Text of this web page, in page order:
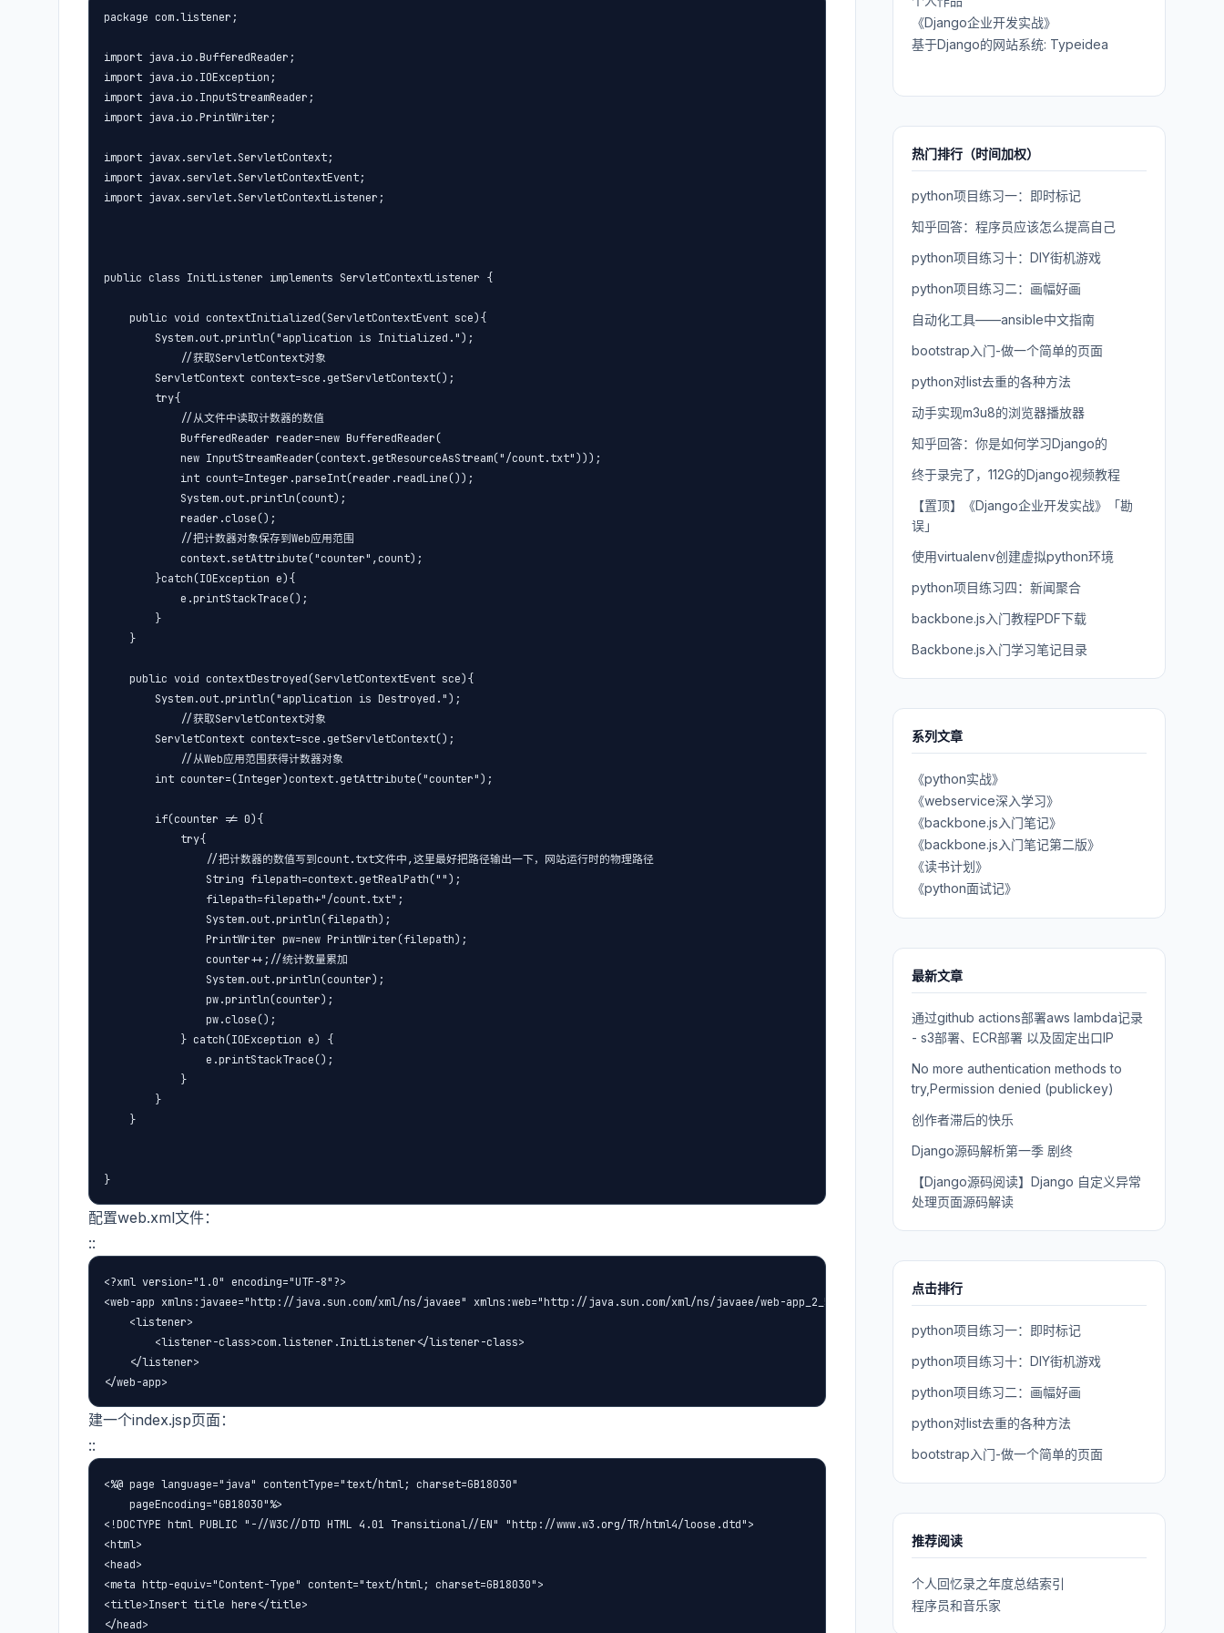
package com.listener;
import java.io.BufferedReader;
import java.io.IOException;
import java.io.InputStreamReader;
import java.io.PrintWriter;
import javax.servlet.ServletContext;
import javax.servlet.ServletContextEvent;
import javax.servlet.ServletContextListener;
public class InitListener implements ServletContextListener {
    public void contextInitialized(ServletContextEvent sce){
        System.out.println("application is Initialized.");
            //获取ServletContext对象
        ServletContext context=sce.getServletContext();
        try{
            //从文件中读取计数器的数值
            BufferedReader reader=new BufferedReader(
            new InputStreamReader(context.getResourceAsStream("/count.txt")));
            int count=Integer.parseInt(reader.readLine());
            System.out.println(count);
            reader.close();
            //把计数器对象保存到Web应用范围
            context.setAttribute("counter",count);
        }catch(IOException e){
            e.printStackTrace();
        }
    }
    public void contextDestroyed(ServletContextEvent sce){
        System.out.println("application is Destroyed.");
            //获取ServletContext对象
        ServletContext context=sce.getServletContext();
            //从Web应用范围获得计数器对象
        int counter=(Integer)context.getAttribute("counter");
        if(counter != 0){
            try{
                //把计数器的数值写到count.txt文件中,这里最好把路径输出一下，网站运行时的物理路径
                String filepath=context.getRealPath("");
                filepath=filepath+"/count.txt";
                System.out.println(filepath);
                PrintWriter pw=new PrintWriter(filepath);
                counter++;//统计数量累加
                System.out.println(counter);
                pw.println(counter);
                pw.close();
            } catch(IOException e) {
                e.printStackTrace();
            }
        }
    }
}
配置web.xml文件：
::
<?xml version="1.0" encoding="UTF-8"?>
<web-app xmlns:javaee="http://java.sun.com/xml/ns/javaee" xmlns:web="http://java.sun.com/xml/ns/javaee/web-app_2_5.xsd">
    <listener>
        <listener-class>com.listener.InitListener</listener-class>
    </listener>
</web-app>
建一个index.jsp页面：
::
<%@ page language="java" contentType="text/html; charset=GB18030"
    pageEncoding="GB18030"%>
<!DOCTYPE html PUBLIC "-//W3C//DTD HTML 4.01 Transitional//EN" "http://www.w3.org/TR/html4/loose.dtd">
<html>
<head>
<meta http-equiv="Content-Type" content="text/html; charset=GB18030">
<title>Insert title here</title>
</head>
《Django企业开发实战》
基于Django的网站系统: Typeidea
热门排行（时间加权）
python项目练习一：即时标记
知乎回答：程序员应该怎么提高自己
python项目练习十：DIY街机游戏
python项目练习二：画幅好画
自动化工具——ansible中文指南
bootstrap入门-做一个简单的页面
python对list去重的各种方法
动手实现m3u8的浏览器播放器
知乎回答：你是如何学习Django的
终于录完了，112G的Django视频教程
【置顶】《Django企业开发实战》「勘
误」
使用virtualenv创建虚拟python环境
python项目练习四：新闻聚合
backbone.js入门教程PDF下载
Backbone.js入门学习笔记目录
系列文章
《python实战》
《webservice深入学习》
《backbone.js入门笔记》
《backbone.js入门笔记第二版》
《读书计划》
《python面试记》
最新文章
通过github actions部署aws lambda记录
- s3部署、ECR部署 以及固定出口IP
No more authentication methods to
try,Permission denied (publickey)
创作者滞后的快乐
Django源码解析第一季 剧终
【Django源码阅读】Django 自定义异常
处理页面源码解读
点击排行
python项目练习一：即时标记
python项目练习十：DIY街机游戏
python项目练习二：画幅好画
python对list去重的各种方法
bootstrap入门-做一个简单的页面
推荐阅读
个人回忆录之年度总结索引
程序员和音乐家